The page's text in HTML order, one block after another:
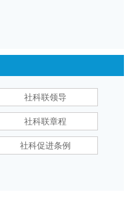
社科联领导
社科联章程
社科促进条例